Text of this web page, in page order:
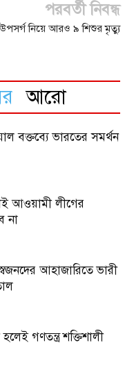
পরবর্তী নিবন্ধ
নিয়ে আরও ৯ শিশুর মৃত্যু
আরো
বক্তব্যে ভারতের সমর্থন
আওয়ামী লীগের
না
আহাজারিতে ভারী
গণতন্ত্র শক্তিশালী